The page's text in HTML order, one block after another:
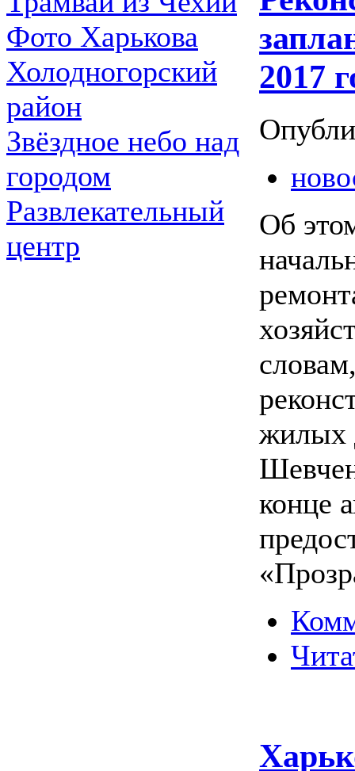
Фото Харькова
Холодногорский
район
Звёздное небо над
городом
Развлекательный
центр
2017
Об
жилых
конце